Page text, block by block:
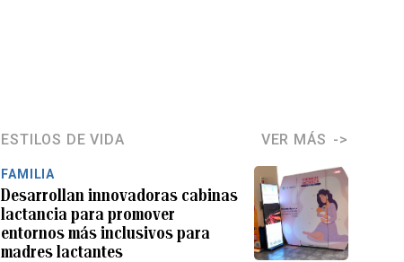
ESTILOS DE VIDA VER MÁS
FAMILIA
Desarrollan innovadoras cabinas
lactancia para promover
entornos más inclusivos para
madres lactantes